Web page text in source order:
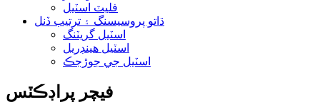
فليٽ اسٽيل
ڌاتو پروسيسنگ ۽ ترتيب ڏنل
اسٽيل گريٽنگ
اسٽيل هينڊريل
اسٽيل جي جوڙجڪ
فيچر پراڊڪٽس